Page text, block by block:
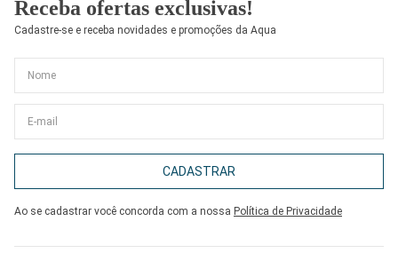
Receba ofertas exclusivas!
Cadastre-se e receba novidades e promoções da Aqua
CADASTRAR
Ao se cadastrar você concorda com a nossa Política de Privacidade